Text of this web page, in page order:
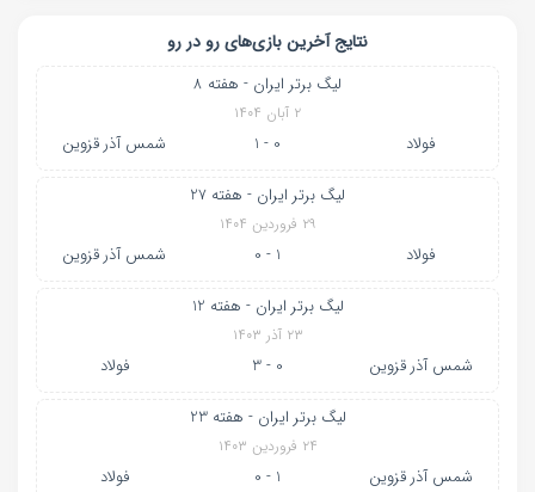
نتایج آخرین بازی‌های رو در رو
لیگ برتر ایران - هفته 8
۲ آبان ۱۴۰۴
فولاد 0 - 1 شمس آذر قزوین
لیگ برتر ایران - هفته 27
۲۹ فروردین ۱۴۰۴
فولاد 1 - 0 شمس آذر قزوین
لیگ برتر ایران - هفته 12
۲۳ آذر ۱۴۰۳
شمس آذر قزوین 0 - 3 فولاد
لیگ برتر ایران - هفته 23
۲۴ فروردین ۱۴۰۳
شمس آذر قزوین 1 - 0 فولاد